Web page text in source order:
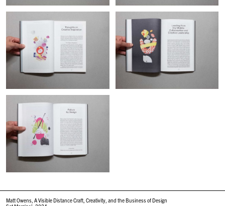
Matt Owens, A Visible Distance Craft, Creativity, and the Business of Design